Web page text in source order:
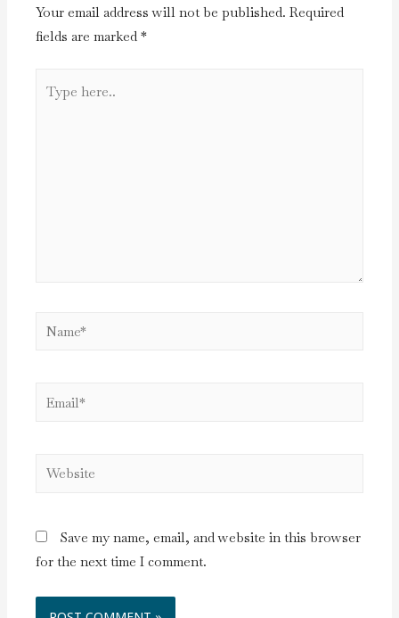
Your email address will not be published. Required
fields are marked*
Save my name, email, and website in this browser
for the next time I comment.